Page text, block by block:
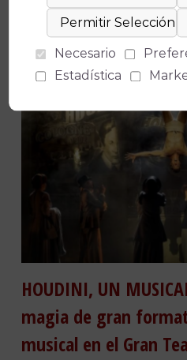
HOUDINI, UN
magia de gran
musical en el Gran
Necesario
Estadística